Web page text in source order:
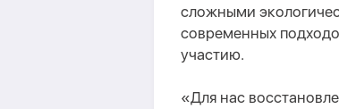
сложными
современных
участию.
«Для нас